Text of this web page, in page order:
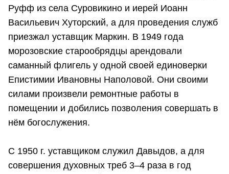
Руфф из села Суровикино и иерей Иоанн
Васильевич Хуторский, а для проведения служб
приезжал уставщик Маркин. В 1949 года
морозовские старообрядцы арендовали
саманный флигель у одной своей единоверки
Епистимии Ивановны Наполовой. Они своими
силами произвели ремонтные работы в
помещении и добились позволения совершать в
нём богослужения.
С 1950 г. уставщиком служил Давыдов, а для
совершения духовных треб 3–4 раза в год